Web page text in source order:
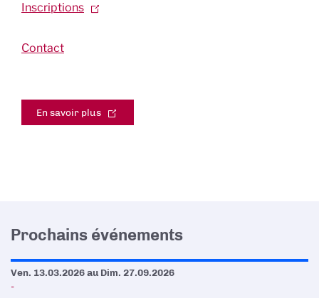
Inscriptions
Contact
En savoir plus
Prochains événements
Ven. 13.03.2026au Dim. 27.09.2026
-